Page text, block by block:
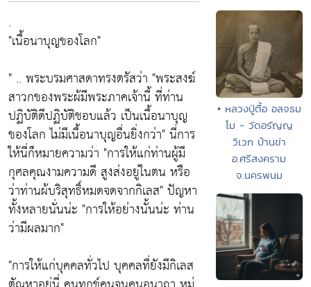
.
"เนื้อนาบุญของโลก"
" .. พระบรมศาสดาทรงตรัสว่า "พระสงฆ์
สาวกของพระผ้มีพระภาคเจ้านี้ ที่ท่าน
ปฏิบัติดีปฏิบัติชอบแล้ว เป็นเนื้อนาบุญ
ของโลก ไม่มีเนื้อนาบุญอื่นยิ่งกว่า" นี่การ
ให้นี่ก็หมายความว่า "การให้แก่ท่านผู้มี
กุศลคุณงามความดี สูงส่งอยู่ในตน หรือ
ว่าท่านผ้บริสุทธิ์หมดจดจากกิเลส" ปัญหา
ทั้งหลายนั่นน่ะ "การให้อย่างนั้นน่ะ ท่าน
ว่ามีผลมาก"
"การให้แก่บุคคลทั่วไป บุคคลที่ยังมีกิเลส
• หลวงปู่ตื้อ อลจธม
โม - วัดอรัญญ
วิเวก บ้านข่า
อ.ศรีสงคราม
จ.นครพนม